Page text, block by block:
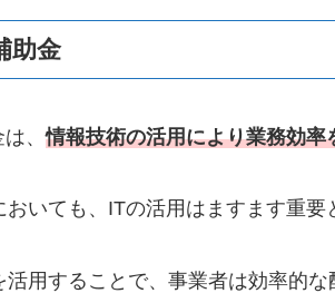
助金
は、情報技術の活用により業務効率
いても、ITの活用はますます重要
活用することで、事業者は効率的